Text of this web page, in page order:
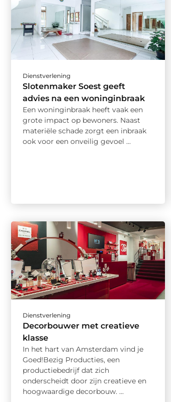
Dienstverlening
Slotenmaker Soest geeft
advies na een woninginbraak
Een woninginbraak heeft vaak een
grote impact op bewoners. Naast
materiële schade zorgt een inbraak
ook voor een onveilig gevoel ...
Dienstverlening
Decorbouwer met creatieve
klasse
In het hart van Amsterdam vind je
Goed!Bezig Producties, een
productiebedrijf dat zich
onderscheidt door zijn creatieve en
hoogwaardige decorbouw. ...